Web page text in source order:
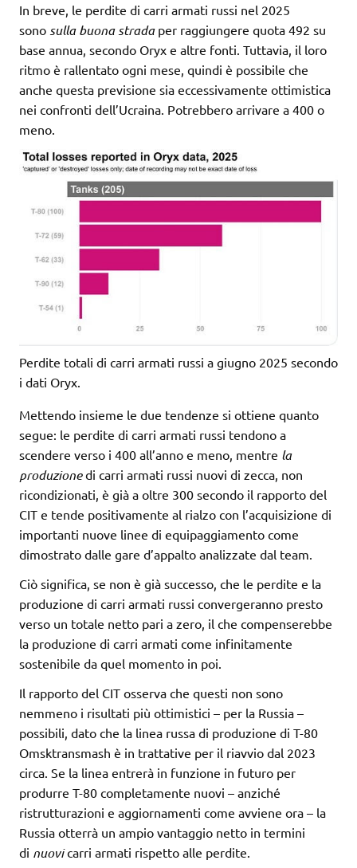
In breve, le perdite di carri armati russi nel 2025
sono sulla buona strada per raggiungere quota 492 su
base annua, secondo Oryx e altre fonti. Tuttavia, il loro
ritmo è rallentato ogni mese, quindi è possibile che
anche questa previsione sia eccessivamente ottimistica
nei confronti dell’Ucraina. Potrebbero arrivare a 400 o
meno.
Perdite totali di carri armati russi a giugno 2025 secondo
i dati Oryx.
Mettendo insieme le due tendenze si ottiene quanto
segue: le perdite di carri armati russi tendono a
scendere verso i 400 all’anno e meno, mentre la
produzionedi carri armati russi nuovi di zecca, non
ricondizionati, è già a oltre 300 secondo il rapporto del
CIT e tende positivamente al rialzo con l’acquisizione di
importanti nuove linee di equipaggiamento come
dimostrato dalle gare d’appalto analizzate dal team.
Ciò significa, se non è già successo, che le perdite e la
produzione di carri armati russi convergeranno presto
verso un totale netto pari a zero, il che compenserebbe
la produzione di carri armati come infinitamente
sostenibile da quel momento in poi.
Il rapporto del CIT osserva che questi non sono
nemmeno i risultati più ottimistici – per la Russia –
possibili, dato che la linea russa di produzione di T-80
Omsktransmash è in trattative per il riavvio dal 2023
circa. Se la linea entrerà in funzione in futuro per
produrre T-80 completamente nuovi – anziché
ristrutturazioni e aggiornamenti come avviene ora – la
Russia otterrà un ampio vantaggio netto in termini
di nuovicarri armati rispetto alle perdite.